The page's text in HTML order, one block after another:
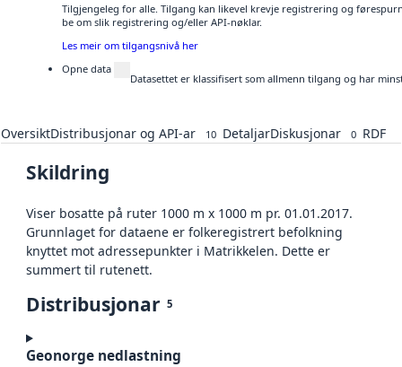
Tilgjengeleg for alle. Tilgang kan likevel krevje registrering og
be om slik registrering og/eller API-nøklar.
Les meir om tilgangsnivå her
Opne data
Datasettet er klassifisert som allmenn tilgang og har
OversiktDistribusjonar og API-ar 10 DetaljarDiskusjonar 0 RDF
Skildring
Viser bosatte på ruter 1000 m x 1000 m pr. 01.01.2017.
Grunnlaget for dataene er folkeregistrert befolkning
knyttet mot adressepunkter i Matrikkelen. Dette er
summert til rutenett.
Distribusjonar 5
Geonorge nedlastning